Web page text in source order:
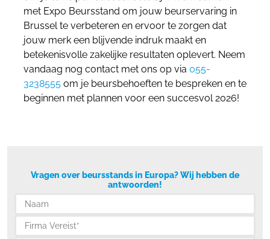
met Expo Beursstand om jouw beurservaring in
Brussel te verbeteren en ervoor te zorgen dat
jouw merk een blijvende indruk maakt en
betekenisvolle zakelijke resultaten oplevert. Neem
vandaag nog contact met ons op via 055-
3238555 om je beursbehoeften te bespreken en te
beginnen met plannen voor een succesvol 2026!
Vragen over beursstands in Europa? Wij hebben de
antwoorden!